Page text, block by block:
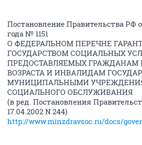
Постановление Правительства РФ
года № 1151
О ФЕДЕРАЛЬНОМ ПЕРЕЧНЕ
ГОСУДАРСТВОМ СОЦИАЛЬНЫХ
ПРЕДОСТАВЛЯЕМЫХ ГРАЖДАНАМ
ВОЗРАСТА И ИНВАЛИДАМ
МУНИЦИПАЛЬНЫМИ
СОЦИАЛЬНОГО ОБСЛУЖИВАНИЯ
(в ред. Постановления
17.04.2002 N 244)
http://www.minzdravsoc.ru/docs/